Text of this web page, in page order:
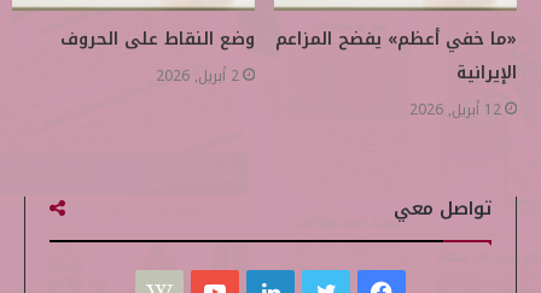
«ما خفي أعظم» يفضح المزاعم
الإيرانية
12 أبريل, 2026
وضع النقاط على الحروف
2 أبريل, 2026
تواصل معي